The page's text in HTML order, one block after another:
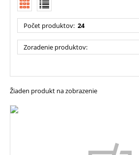
Počet produktov: 24
Zoradenie produktov:
Žiaden produkt na zobrazenie